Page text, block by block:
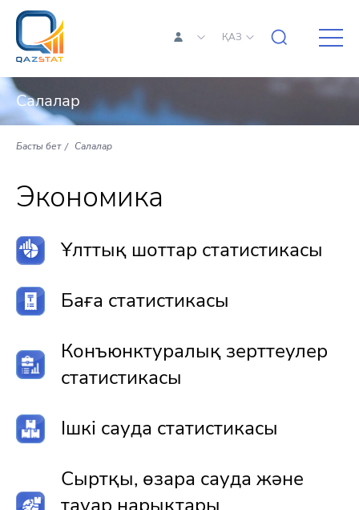
ҚАЗ
Салалар
Басты бет Салалар
Экономика
Ұлттық шоттар статистикасы
Баға статистикасы
Конъюнктуралық зерттеулер
статистикасы
Ішкі сауда статистикасы
Сыртқы, өзара сауда және